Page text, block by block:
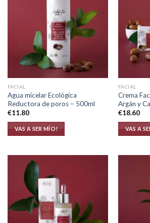
FACIAL
Agua micelar Ecológica
Reductora de poros – 500ml
€11.80
VAS A SER MÍO!
FACIAL
Crema
Argán y
€18.60
VAS A